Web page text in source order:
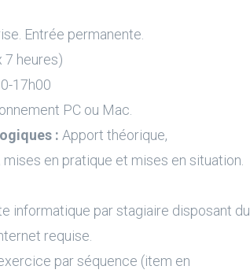
Entrée permanente.
7 heures)
17h00
PC ou Mac.
: Apport théorique,
en pratique et mises en situation.
informatique par stagiaire disposant du
requise.
par séquence (item en